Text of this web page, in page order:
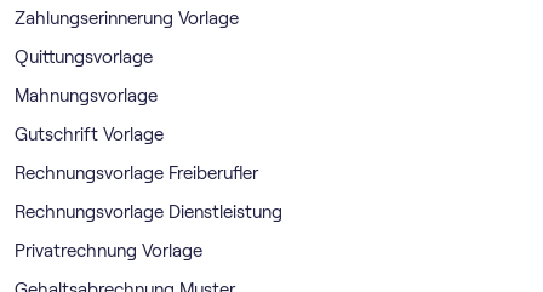
Zahlungserinnerung Vorlage
Quittungsvorlage
Mahnungsvorlage
Gutschrift Vorlage
Rechnungsvorlage Freiberufler
Rechnungsvorlage Dienstleistung
Privatrechnung Vorlage